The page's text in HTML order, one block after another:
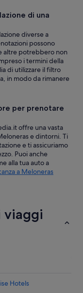
di una
diverse a
possono
altre potrebbero non
i termini della
di utilizzare il filtro
in modo da rimanere
per prenotare
offre una vasta
e dintorni. Ti
e ti assicuriamo
Puoi anche
alla tua auto a
a Meloneras
viaggi
Hotels